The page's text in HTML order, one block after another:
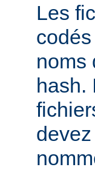
Les
noms
hash.